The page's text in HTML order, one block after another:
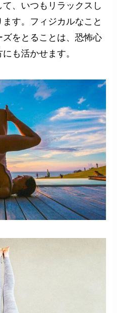
、いつもリラックスし
す。フィジカルなこと
をとることは、恐怖心
も活かせます。